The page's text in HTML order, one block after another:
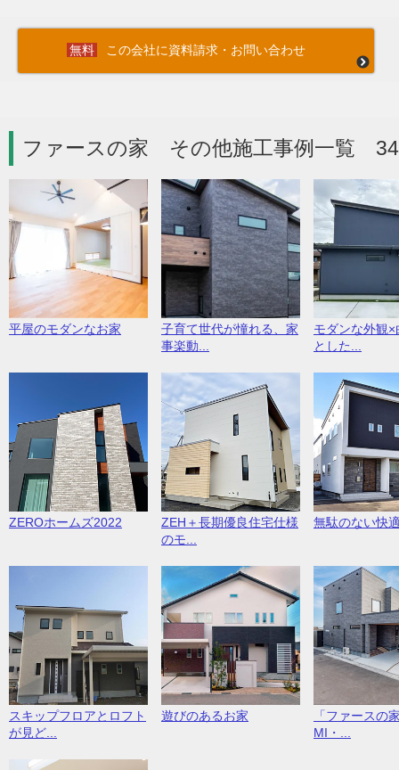
この会社に資料請求・お問い合わせ
ファースの家 その他施工事例一覧
平屋のモダンなお家
子育て世代が憧れる、家
事楽動...
モダンな外観×
とした...
ZEROホームズ2022
ZEH＋長期優良住宅仕様
のモ...
無駄のない快
スキップフロアとロフト
が見ど...
遊びのあるお家
「ファースの
MI・...